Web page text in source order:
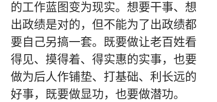
的工作蓝图变为现实。想要干事、想
出政绩是对的，但不能为了出政绩都
要自己另搞一套。既要做让老百姓看
得见、摸得着、得实惠的实事，也要
做为后人作铺垫、打基础、利长远的
好事，既要做显功，也要做潜功。